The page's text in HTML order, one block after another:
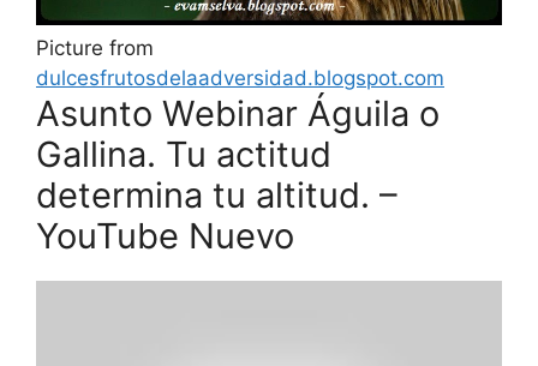
Picture from
dulcesfrutosdelaadversidad.blogspot.com
Asunto Webinar Águila o
Gallina. Tu actitud
determina tu altitud. –
YouTube Nuevo